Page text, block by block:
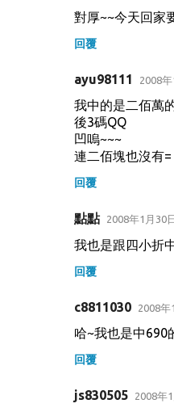
對厚~~今天回家
回覆
ayu98111 2008
我中的是二佰萬
後3碼QQ
凹嗚~~~
連二佰塊也沒有=
回覆
點點 2008年1月30
我也是跟四小折
回覆
c8811030 2008年
哈~我也是中690
回覆
js830505 2008年